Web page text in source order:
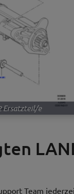
Ersatzteil/e
Team